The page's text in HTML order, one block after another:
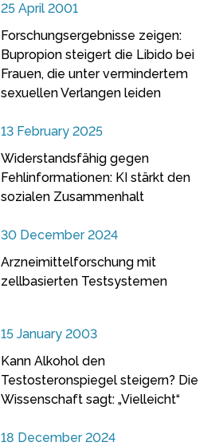
25 April 2001
Forschungsergebnisse zeigen:
Bupropion steigert die Libido bei
Frauen, die unter vermindertem
sexuellen Verlangen leiden
13 February 2025
Widerstandsfähig gegen
Fehlinformationen: KI stärkt den
sozialen Zusammenhalt
30 December 2024
Arzneimittelforschung mit
zellbasierten Testsystemen
15 January 2003
Kann Alkohol den
Testosteronspiegel steigern? Die
Wissenschaft sagt: „Vielleicht“
18 December 2024